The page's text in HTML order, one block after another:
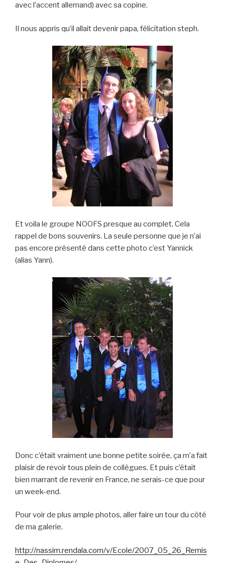
avec l’accent allemand) avec sa copine.
Il nous appris qu’il allait devenir papa, félicitation steph.
Et voila le groupe NOOFS presque au complet. Cela
rappel de bons souvenirs. La seule personne que je n’ai
pas encore présenté dans cette photo c’est Yannick
(alias Yann).
Donc c’était vraiment une bonne petite soirée, ça m’a fait
plaisir de revoir tous plein de collègues. Et puis c’était
bien marrant de revenir en France, ne serais-ce que pour
un week-end.
Pour voir de plus ample photos, aller faire un tour du côté
de ma galerie.
http://nassim.rendala.com/v/Ecole/2007_05_26_Remis